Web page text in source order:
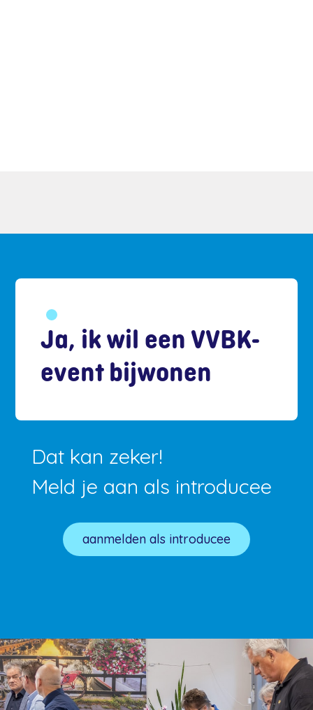
Ja, ik wil een VVBK-
event bijwonen
Dat kan zeker!
Meld je aan als introducee
aanmelden als introducee